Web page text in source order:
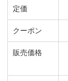
定価
クーポン
販売価格